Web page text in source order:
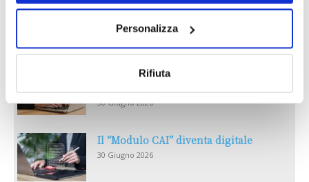
Personalizza
Rifiuta
Reclami e sanzioni 2025
30 Giugno 2026
LA GESTIONE DELLA REPUTAZIONE.
30 Giugno 2026
Il “Modulo CAI” diventa digitale
30 Giugno 2026